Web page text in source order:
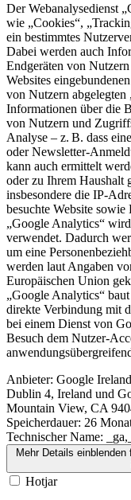
Der Webanalysedienst
wie „Cookies“,
ein bestimmtes
Dabei werden auch
Endgeräten von
Websites
von Nutzern abgelegten
Informationen über die
von Nutzern und
Analyse – z. B. dass
oder Newsletter-
kann auch ermittelt
oder zu Ihrem Haushalt
insbesondere die IP-
besuchte Website
„Google Analytics“
verwendet. Dadurch
um eine
werden laut Angaben
Europäischen Union
„Google Analytics“
direkte Verbindung mit
bei einem Dienst von
Besuch dem Nutzer-
Anbieter: Google
Dublin 4, Ireland und
Mountain View, CA
Speicherdauer: 26
Technischer Name:
Mehr Details einblenden
Hotjar